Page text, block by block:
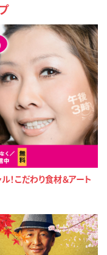
！こだわり食材＆アート